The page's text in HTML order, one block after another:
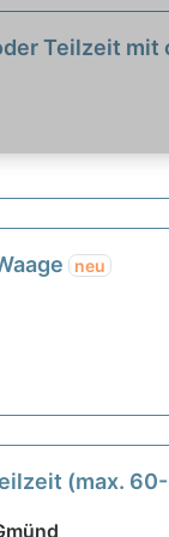
Teilzeit mit
neu
(max.